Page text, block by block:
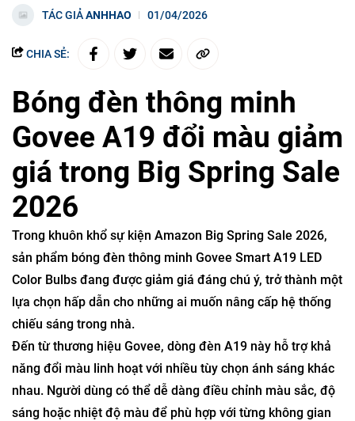
TÁC GIẢANHHAO 01/04/2026
CHIA SẺ:
Bóng đèn thông minh
Govee A19 đổi màu giảm
giá trong Big Spring Sale
2026
Trong khuôn khổ sự kiện Amazon Big Spring Sale 2026,
sản phẩm bóng đèn thông minh Govee Smart A19 LED
Color Bulbs đang được giảm giá đáng chú ý, trở thành một
lựa chọn hấp dẫn cho những ai muốn nâng cấp hệ thống
chiếu sáng trong nhà.
Đến từ thương hiệu Govee, dòng đèn A19 này hỗ trợ khả
năng đổi màu linh hoạt với nhiều tùy chọn ánh sáng khác
nhau. Người dùng có thể dễ dàng điều chỉnh màu sắc, độ
sáng hoặc nhiệt độ màu để phù hợp với từng không gian